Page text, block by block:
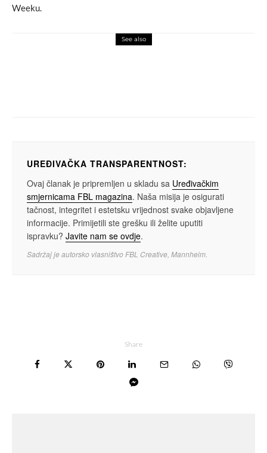
Weeku.
See also
UREĐIVAČKA TRANSPARENTNOST:
Ovaj članak je pripremljen u skladu sa Uređivačkim
smjernicama FBL magazina. Naša misija je osigurati
tačnost, integritet i estetsku vrijednost svake objavljene
informacije. Primijetili ste grešku ili želite uputiti
ispravku? Javite nam se ovdje.
Sadržaj je autorsko vlasništvo FBL Creative, Mannheim.
Share